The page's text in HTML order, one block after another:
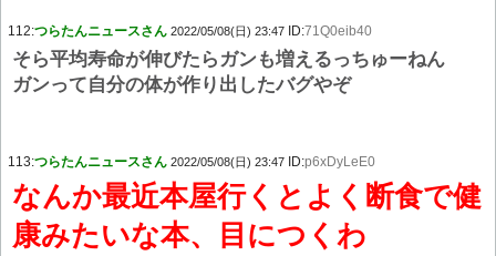
112:つらたんニュースさん 2022/05/08(日) 23:47 ID:71Q0eib40
そら平均寿命が伸びたらガンも増えるっちゅーねん
ガンって自分の体が作り出したバグやぞ
113:つらたんニュースさん 2022/05/08(日) 23:47 ID:p6xDyLeE0
なんか最近本屋行くとよく断食で健
康みたいな本、目につくわ